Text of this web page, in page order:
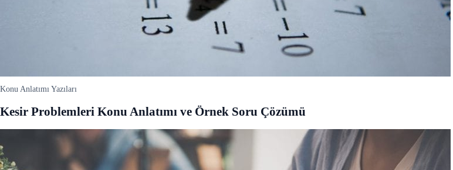
Konu Anlatımı Yazıları
Kesir Problemleri Konu Anlatımı ve Örnek Soru Çözümü